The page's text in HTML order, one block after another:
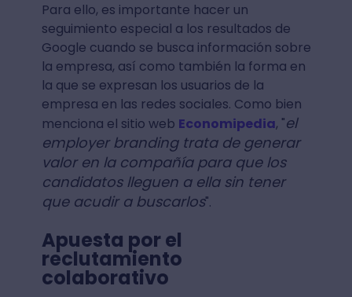
Para ello, es importante hacer un
seguimiento especial a los resultados de
Google cuando se busca información sobre
la empresa, así como también la forma en
la que se expresan los usuarios de la
empresa en las redes sociales. Como bien
menciona el sitio web Economipedia, "el
employer branding trata de generar
valor en la compañía para que los
candidatos lleguen a ella sin tener
que acudir a buscarlos".
Apuesta por el
reclutamiento
colaborativo